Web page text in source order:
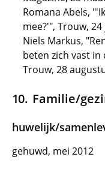
Romana Abels,
mee?'", Trouw,
Niels Markus,
beten zich vast
Trouw, 28
Familie/
huwelijk/
gehuwd, mei 2012